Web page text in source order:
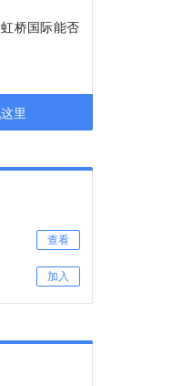
桥国际能否
里
查看
加入